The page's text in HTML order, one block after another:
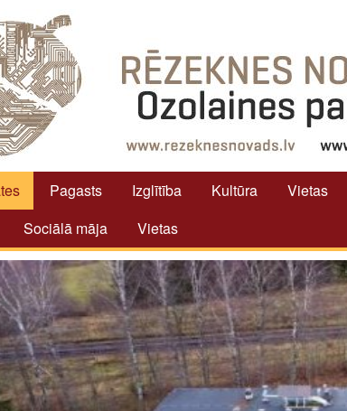
Pagasts Izglītība Kultūra Vietas
Sociālā māja Vietas